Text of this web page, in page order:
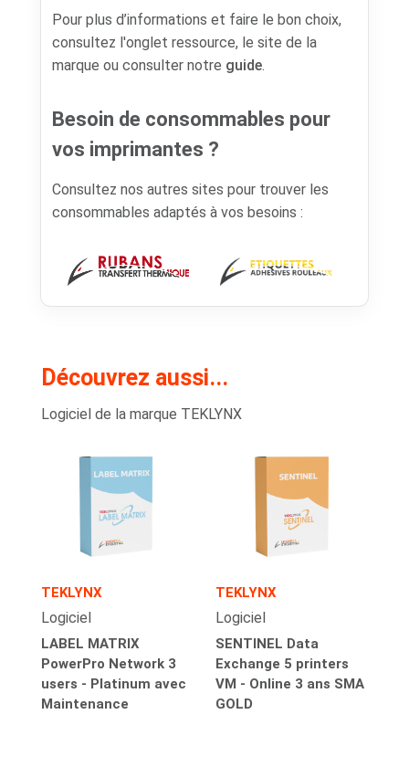
Pour plus d’informations et faire le bon choix,
consultez l'onglet ressource, le site de la
marque ou consulter notre guide.
Besoin de consommables pour
vos imprimantes ?
Consultez nos autres sites pour trouver les
consommables adaptés à vos besoins :
Découvrez aussi...
Logiciel de la marque TEKLYNX
TEKLYNX
Logiciel
LABEL MATRIX
PowerPro Network 3
users - Platinum avec
Maintenance
TEKLYNX
Logiciel
SENTINEL Data
Exchange 5 printers
VM - Online 3 ans SMA
GOLD